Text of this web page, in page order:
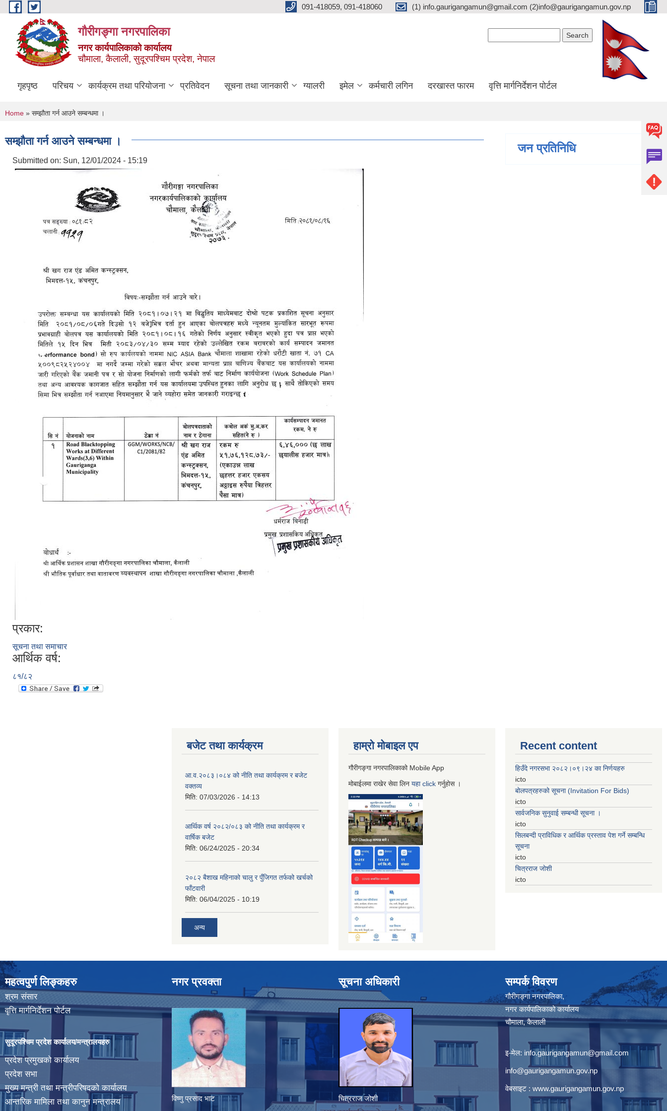
Skip to main content 091-418059, 091-418060 (1) info.gaurigangamun@gmail.com (2)info@gaurigangamun.gov.np
गौरीगङ्गा नगरपालिका
नगर कार्यपालिकाको कार्यालय
चौमाला, कैलाली, सुदूरपश्चिम प्रदेश, नेपाल
गृहपृष्ठ परिचय कार्यक्रम तथा परियोजना प्रतिवेदन सूचना तथा जानकारी ग्यालरी इमेल कर्मचारी लगिन दरखास्त फारम वृत्ति मार्गनिर्देशन पोर्टल
You are here
Home » सम्झौता गर्न आउने सम्बन्धमा ।
सम्झौता गर्न आउने सम्बन्धमा ।
Submitted on: Sun, 12/01/2024 - 15:19
प्रकार:
सूचना तथा समाचार
आर्थिक वर्ष:
८१/८२
जन प्रतिनिधि
बजेट तथा कार्यक्रम
आ.व.२०८३।०८४ को नीति तथा कार्यक्रम र बजेट
वक्तव्य
मिति: 07/03/2026 - 14:13
आर्थिक वर्ष २०८२/०८३ को नीति तथा कार्यक्रम र
वार्षिक बजेट
मिति: 06/24/2025 - 20:34
२०८२ बैशाख महिनाको चालु र पुँजिगत तर्फको खर्चको
फाँटवारी
मिति: 06/04/2025 - 10:19
अन्य
हाम्रो माेबाइल एप
गौरीगङ्गा नगरपालिकाको Mobile App
मोबाईलमा राखेर सेवा लिन यहाclick गर्नुहाेस ।
Recent content
हिउँदे नगरसभा २०८२।०९।२४ का निर्णयहरु
icto
बोलपत्रहरुको सूचना (Invitation For Bids)
icto
सार्वजनिक सुनुवाई सम्बन्धी सूचना ।
icto
सिलबन्दी प्राविधिक र आर्थिक प्रस्ताव पेश गर्ने सम्बन्धि
सूचना
icto
चित्रराज जोशी
icto
महत्वपुर्ण लिङ्कहरु
श्रम संसार
वृत्ति मार्गनिर्देशन पोर्टल
सुदूरपश्चिम प्रदेश कार्यालय/मन्त्रालयहरु
प्रदेश प्रमुखको कार्यालय
प्रदेश सभा
मुख्य मन्त्री तथा मन्त्रीपरिषदको कार्यालय
आन्तरिक मामिला तथा कानुन मन्त्रालय
नगर प्रवक्ता
विष्णु प्रसाद भाट
सूचना अधिकारी
चित्रराज जोशी
सम्पर्क विवरण
गौरीगङ्गा नगरपालिका,
नगर कार्यपालिकाको कार्यालय
चौमाला, कैलाली
इ-मेल: info.gaurigangamun@gmail.com
info@gaurigangamun.gov.np
वेबसाइट : www.gaurigangamun.gov.np